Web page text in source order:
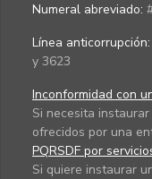
Numeral abreviado:
Línea anticorrupción:
y 3623
Inconformidad con
Si necesita
ofrecidos por una
PQRSDF por
Si quiere instaurar